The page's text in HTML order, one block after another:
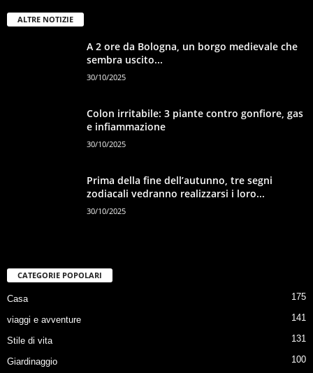
ALTRE NOTIZIE
A 2 ore da Bologna, un borgo medievale che
sembra uscito...
30/10/2025
Colon irritabile: 3 piante contro gonfiore, gas
e infiammazione
30/10/2025
Prima della fine dell’autunno, tre segni
zodiacali vedranno realizzarsi i loro...
30/10/2025
CATEGORIE POPOLARI
Casa 175
viaggi e avventure 141
Stile di vita 131
Giardinaggio 100